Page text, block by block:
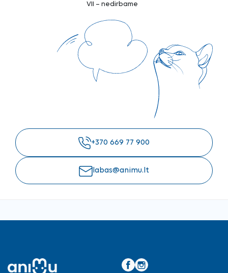
VII – nedirbame
+370 669 77 900
labas@animu.lt